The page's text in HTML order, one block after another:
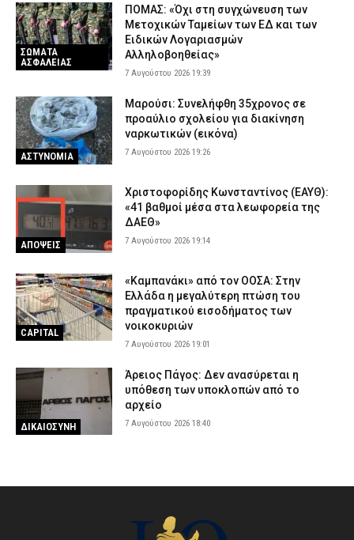
ΣΩΜΑΤΑ
ΑΣΦΑΛΕΙΑΣ
ΠΟΜΑΣ: «Όχι στη συγχώνευση των
Μετοχικών Ταμείων των ΕΔ και των
Ειδικών Λογαριασμών
Αλληλοβοηθείας»
7 Αυγούστου 2026 19:39
ΑΣΤΥΝΟΜΙΑ
Μαρούσι: Συνελήφθη 35χρονος σε
προαύλιο σχολείου για διακίνηση
ναρκωτικών (εικόνα)
7 Αυγούστου 2026 19:26
ΑΠΟΨΕΙΣ
Χριστοφορίδης Κωνσταντίνος (ΕΑΥΘ):
«41 βαθμοί μέσα στα λεωφορεία της
ΔΑΕΘ»
7 Αυγούστου 2026 19:14
CAPITAL
«Καμπανάκι» από τον ΟΟΣΑ: Στην
Ελλάδα η μεγαλύτερη πτώση του
πραγματικού εισοδήματος των
νοικοκυριών
7 Αυγούστου 2026 19:01
ΔΙΚΑΙΟΣΥΝΗ
Άρειος Πάγος: Δεν ανασύρεται η
υπόθεση των υποκλοπών από το
αρχείο
7 Αυγούστου 2026 18:40